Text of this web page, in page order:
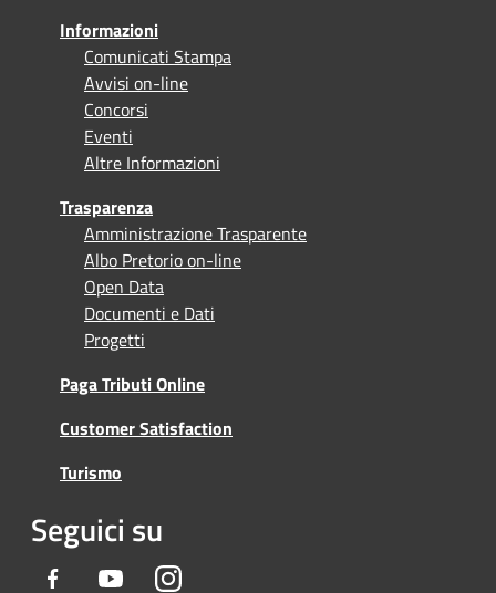
Informazioni
Comunicati Stampa
Avvisi on-line
Concorsi
Eventi
Altre Informazioni
Trasparenza
Amministrazione Trasparente
Albo Pretorio on-line
Open Data
Documenti e Dati
Progetti
Paga Tributi Online
Customer Satisfaction
Turismo
Seguici su
Facebook YoutubeInstagram